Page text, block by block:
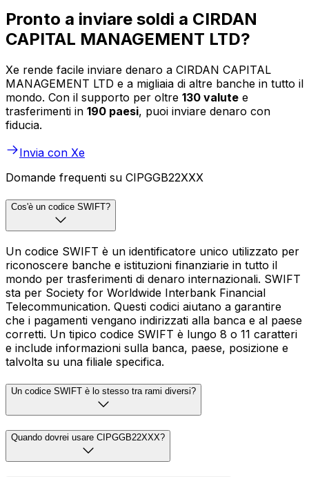
Pronto a inviare soldi a CIRDAN
CAPITAL MANAGEMENT LTD?
Xe rende facile inviare denaro a CIRDAN CAPITAL
MANAGEMENT LTD e a migliaia di altre banche in tutto il
mondo. Con il supporto per oltre 130 valute e
trasferimenti in 190 paesi, puoi inviare denaro con
fiducia.
Invia con Xe
Domande frequenti su CIPGGB22XXX
Cos'è un codice SWIFT?
Un codice SWIFT è un identificatore unico utilizzato per
riconoscere banche e istituzioni finanziarie in tutto il
mondo per trasferimenti di denaro internazionali. SWIFT
sta per Society for Worldwide Interbank Financial
Telecommunication. Questi codici aiutano a garantire
che i pagamenti vengano indirizzati alla banca e al paese
corretti. Un tipico codice SWIFT è lungo 8 o 11 caratteri
e include informazioni sulla banca, paese, posizione e
talvolta su una filiale specifica.
Un codice SWIFT è lo stesso tra rami diversi?
Quando dovrei usare CIPGGB22XXX?